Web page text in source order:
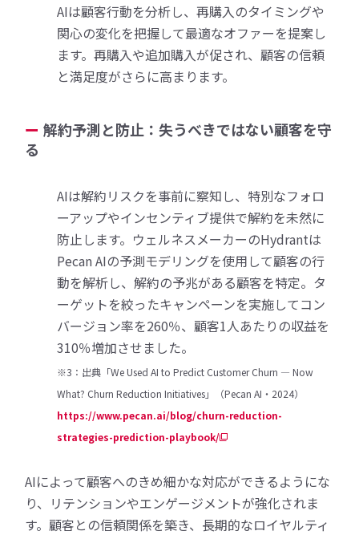
AIは顧客行動を分析し、再購入のタイミングや
関心の変化を把握して最適なオファーを提案し
ます。再購入や追加購入が促され、顧客の信頼
と満足度がさらに高まります。
解約予測と防止：失うべきではない顧客を守
る
AIは解約リスクを事前に察知し、特別なフォロ
ーアップやインセンティブ提供で解約を未然に
防止します。ウェルネスメーカーのHydrantは
Pecan AIの予測モデリングを使用して顧客の行
動を解析し、解約の予兆がある顧客を特定。タ
ーゲットを絞ったキャンペーンを実施してコン
バージョン率を260％、顧客1人あたりの収益を
310％増加させました。
※3：出典「We Used AI to Predict Customer Churn — Now
What? Churn Reduction Initiatives」（Pecan AI・2024）
https://www.pecan.ai/blog/churn-reduction-
strategies-prediction-playbook/
AIによって顧客へのきめ細かな対応ができるようにな
り、リテンションやエンゲージメントが強化されま
す。顧客との信頼関係を築き、長期的なロイヤルティ